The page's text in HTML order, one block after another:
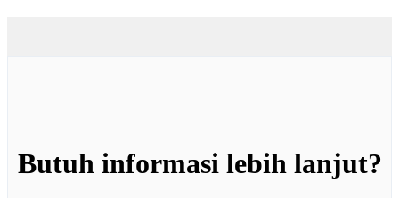
Butuh informasi lebih lanjut?